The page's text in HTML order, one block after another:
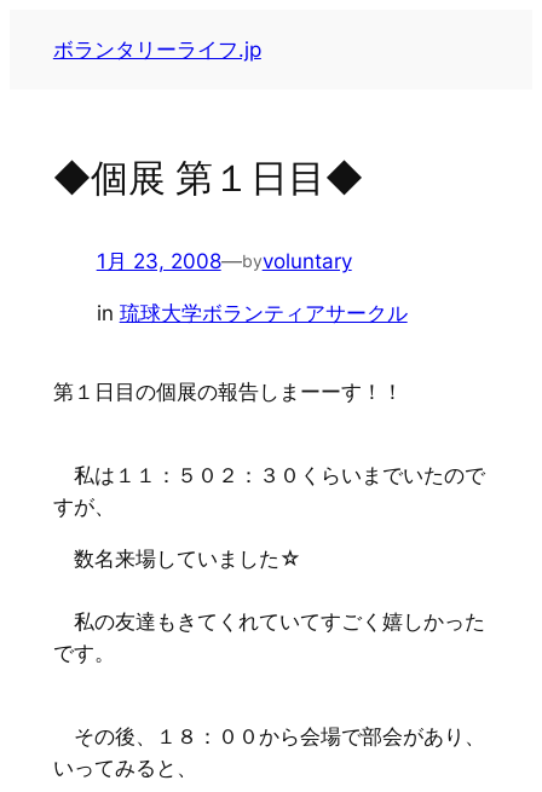
ボランタリーライフ.jp
◆個展 第１日目◆
1月 23, 2008—byvoluntary
in 琉球大学ボランティアサークル
第１日目の個展の報告しまーーす！！
私は１１：５０２：３０くらいまでいたので
すが、
数名来場していました☆
私の友達もきてくれていてすごく嬉しかった
です。
その後、１８：００から会場で部会があり、
いってみると、